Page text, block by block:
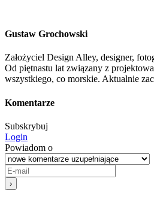
Gustaw Grochowski
Założyciel Design Alley, designer,
Od piętnastu lat związany z
wszystkiego, co morskie. Aktualnie
Komentarze
Subskrybuj
Login
Powiadom o